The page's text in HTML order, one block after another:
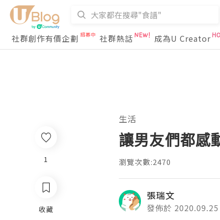
社群創作有價企劃 社群熱話 成為U Creator
1
收藏
生活
讓男友們都感
瀏覽次數:2470
張瑞文
發佈於 2020.09.25